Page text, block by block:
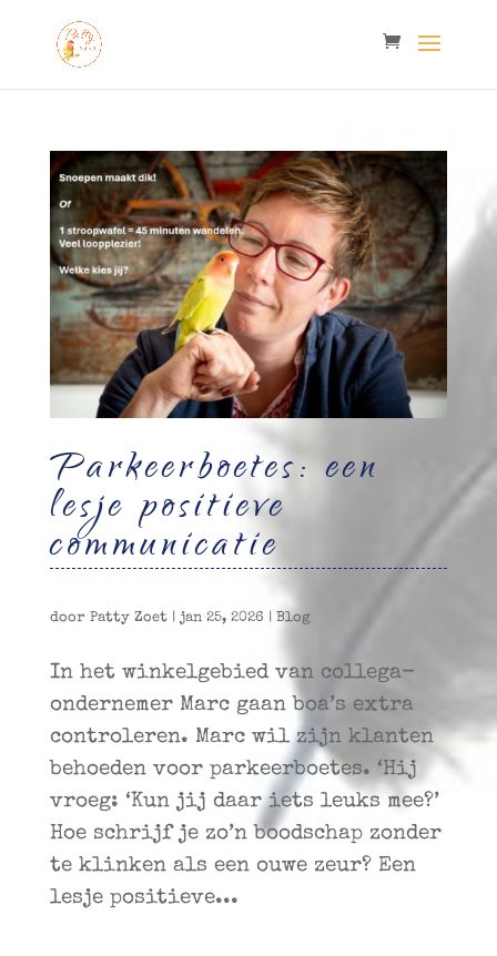
Parkeerboetes: een
lesje positieve
communicatie
door Patty Zoet| jan 25, 2026 | Blog
In het winkelgebied van collega-
ondernemer Marc gaan boa’s extra
controleren. Marc wil zijn klanten
behoeden voor parkeerboetes. ‘Hij
vroeg: ‘Kun jij daar iets leuks mee?’
Hoe schrijf je zo’n boodschap zonder
te klinken als een ouwe zeur? Een
lesje positieve...